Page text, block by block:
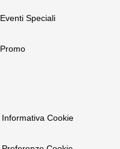
Eventi Speciali
Promo
Informativa Cookie